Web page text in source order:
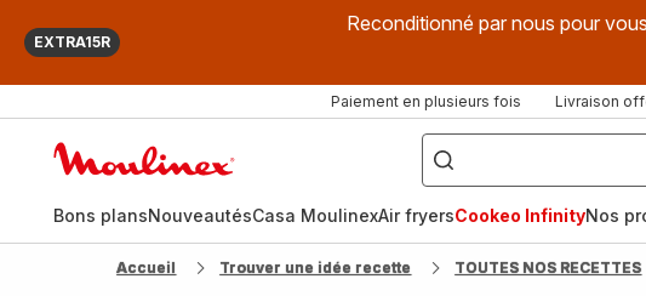
EXTRA15R
Reconditionné par nous pour
Paiement en plusieurs fois Livraison
["Que
recherchez-
vous
?",
fryer",
"Companion"]
Bons plansNouveautésCasa MoulinexAir fryersCookeo InfinityNos
Accueil Trouver une idée recette TOUTES NOS RECETTES